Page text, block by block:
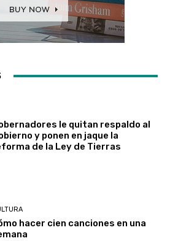
le quitan respaldo al
y ponen en jaque la
de la Ley de Tierras
hacer cien canciones en una